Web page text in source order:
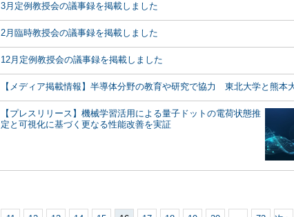
3月定例教授会の議事録を掲載しました
2月臨時教授会の議事録を掲載しました
12月定例教授会の議事録を掲載しました
【メディア掲載情報】半導体分野の教育や研究で協力 東北大学と熊本
【プレスリリース】機械学習活用による量子ドットの電荷状態推
定と可視化に基づく更なる性能改善を実証